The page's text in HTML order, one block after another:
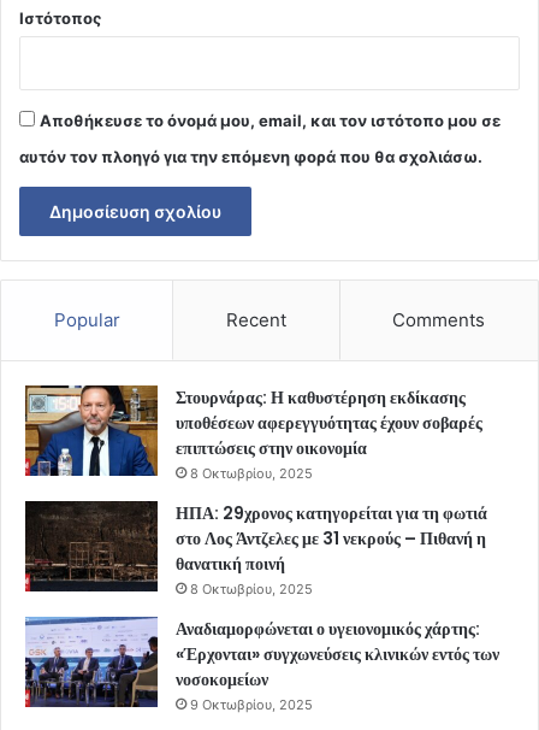
Ιστότοπος
Αποθήκευσε το όνομά μου, email, και τον ιστότοπο μου σε
αυτόν τον πλοηγό για την επόμενη φορά που θα σχολιάσω.
Popular Recent Comments
Στουρνάρας: Η καθυστέρηση εκδίκασης
υποθέσεων αφερεγγυότητας έχουν σοβαρές
επιπτώσεις στην οικονομία
8 Οκτωβρίου, 2025
ΗΠΑ: 29χρονος κατηγορείται για τη φωτιά
στο Λος Άντζελες με 31 νεκρούς – Πιθανή η
θανατική ποινή
8 Οκτωβρίου, 2025
Αναδιαμορφώνεται ο υγειονομικός χάρτης:
«Έρχονται» συγχωνεύσεις κλινικών εντός των
νοσοκομείων
9 Οκτωβρίου, 2025